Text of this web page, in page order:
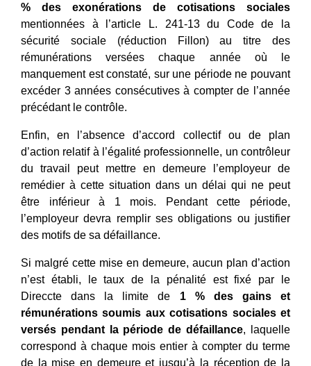
% des exonérations de cotisations sociales
mentionnées à l’article L. 241-13 du Code de la
sécurité sociale (réduction Fillon) au titre des
rémunérations versées chaque année où le
manquement est constaté, sur une période ne pouvant
excéder 3 années consécutives à compter de l’année
précédant le contrôle.
Enfin, en l’absence d’accord collectif ou de plan
d’action relatif à l’égalité professionnelle, un contrôleur
du travail peut mettre en demeure l’employeur de
remédier à cette situation dans un délai qui ne peut
être inférieur à 1 mois. Pendant cette période,
l’employeur devra remplir ses obligations ou justifier
des motifs de sa défaillance.
Si malgré cette mise en demeure, aucun plan d’action
n’est établi, le taux de la pénalité est fixé par le
Direccte dans la limite de 1 % des gains et
rémunérations soumis aux cotisations sociales et
versés pendant la période de défaillance, laquelle
correspond à chaque mois entier à compter du terme
de la mise en demeure et jusqu’à la réception de la